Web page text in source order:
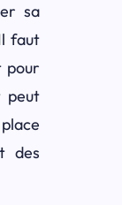
sa
faut
pour
peut
des